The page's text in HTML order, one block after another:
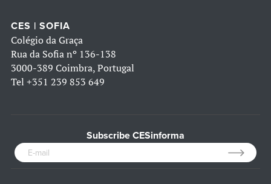
CES | SOFIA
Colégio da Graça
Rua da Sofia nº 136-138
3000-389 Coimbra, Portugal
Tel +351 239 853 649
Subscribe CESinforma